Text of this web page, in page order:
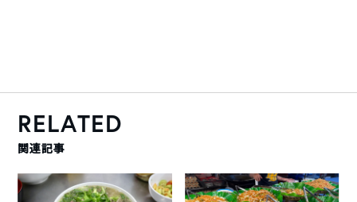
RELATED
関連記事